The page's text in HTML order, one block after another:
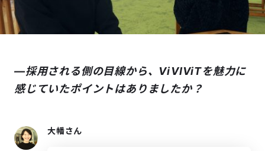
―採用される側の目線から、ViVIViTを魅力に
感じていたポイントはありましたか？
大幡さん